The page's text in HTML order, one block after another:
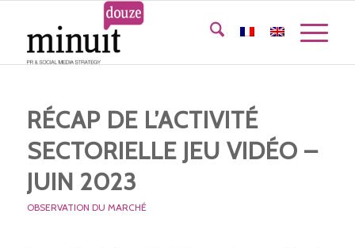
RÉCAP DE L’ACTIVITÉ
SECTORIELLE JEU VIDÉO –
JUIN 2023
OBSERVATION DU MARCHÉ